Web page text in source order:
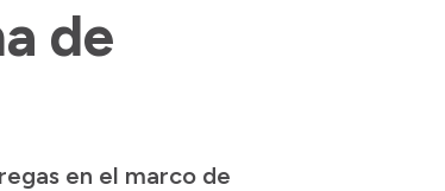
de
en el marco de